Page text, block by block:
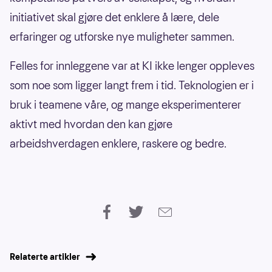
initiativet skal gjøre det enklere å lære, dele
erfaringer og utforske nye muligheter sammen.
Felles for innleggene var at KI ikke lenger oppleves
som noe som ligger langt frem i tid. Teknologien er i
bruk i teamene våre, og mange eksperimenterer
aktivt med hvordan den kan gjøre
arbeidshverdagen enklere, raskere og bedre.
Relaterte artikler